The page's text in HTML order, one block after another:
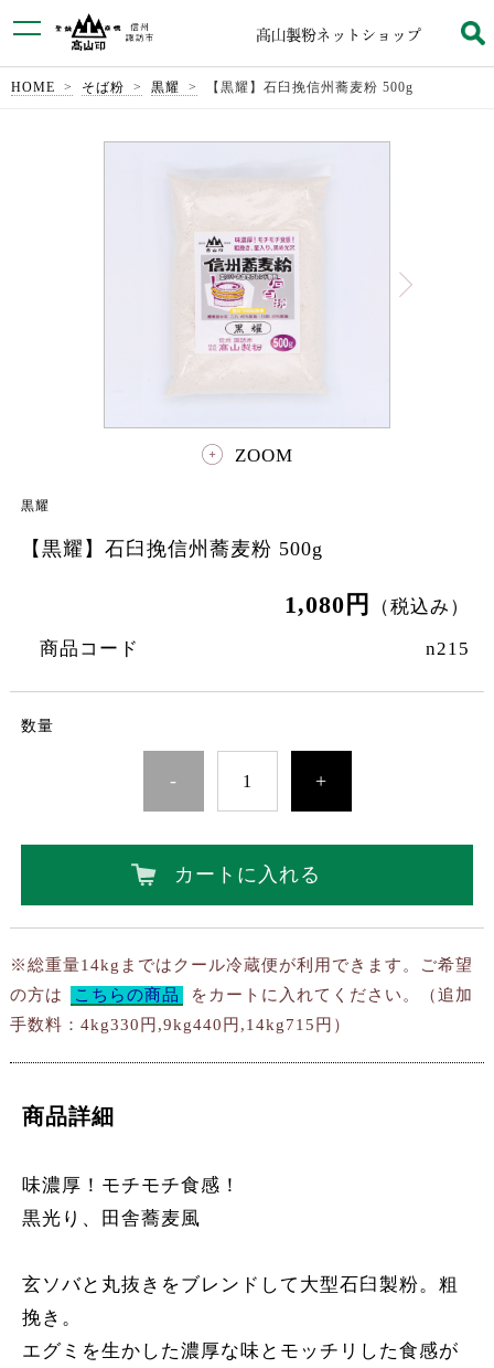
HOME そば粉 黒耀 【黒耀】石臼挽信州蕎麦粉 500g
ZOOM
黒耀
【黒耀】石臼挽信州蕎麦粉 500g
1,080円
（税込み）
商品コード
n215
数量
- +
カートに入れる
※総重量14kgまではクール冷蔵便が利用できます。ご希望
の方は
こちらの商品 をカートに入れてください。
（追加
手数料：4kg330円,9kg440円,14kg715円）
商品詳細
味濃厚！モチモチ食感！
黒光り、田舎蕎麦風
玄ソバと丸抜きをブレンドして大型石臼製粉。粗
挽き。
エグミを生かした濃厚な味とモッチリした食感が